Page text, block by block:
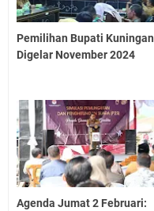
Pemilihan Bupati Kuningan
Digelar November 2024
Agenda Jumat 2 Februari: